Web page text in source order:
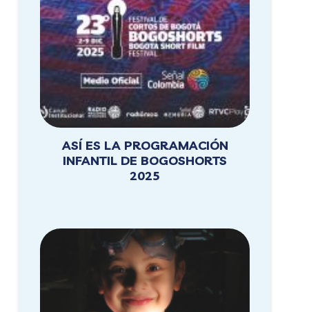
ASÍ ES LA PROGRAMACIÓN
INFANTIL DE BOGOSHORTS
2025